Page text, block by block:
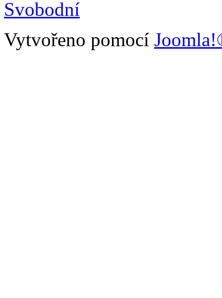
Vytvořeno pomocí